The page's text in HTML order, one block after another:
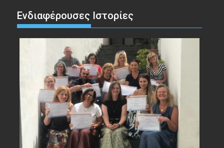
Ενδιαφέρουσες Ιστορίες